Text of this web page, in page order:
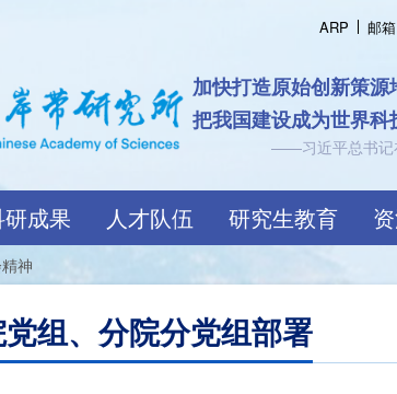
ARP 邮箱
认知
跨
成果 人才队伍 研究生教育
神
组、分院分党组部署